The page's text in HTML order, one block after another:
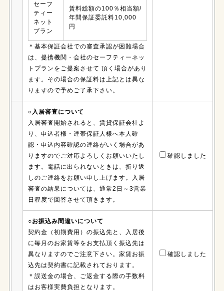
セーフ
ティー
ネット
プラン
賃料総額の100％相当額/
年間保証委託料10,000
円
＊基本保証会社での審査承認が困難場合
は、提携機関・会社のセーフティーネッ
トプランをご提案させて 頂く場合があり
ます。その場合の保証料は上記とは異な
りますので予めご了承下さい。
○入居審査について
入居審査開始されると、賃貸保証会社よ
り、申込者様・連帯保証人様へ本人確
認・申込内容確認の連絡がいく場合があ
りますのでご対応よろしくお願いいたし
ます。電話に出られないときは、折り返
しのご連絡をお願い申し上げます。入居
審査の結果については、通常2日～3営業
日程度で回答させて頂きます。
確認しました
○お振込み間違いについて
契約金（初期費用）の振込先と、入居後
に毎月のお家賃等をお支払頂く振込先は
異なりますのでご注意下さい。家賃お振
込先は契約書に記載されております。
＊誤送金の場合、ご返金する際の手数料
はお客様実費負担となります。
確認しました